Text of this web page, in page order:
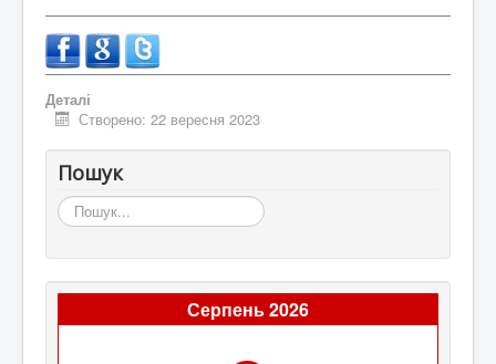
Деталі
Створено: 22 вересня 2023
Пошук
Пошук...
Серпень 2026